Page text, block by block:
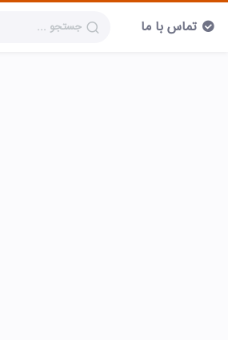
تماس با ما